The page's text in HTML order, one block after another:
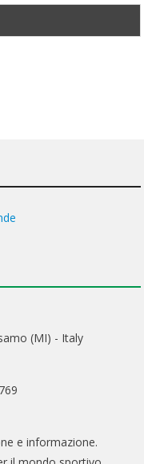
(MI) - Italy
e informazione.